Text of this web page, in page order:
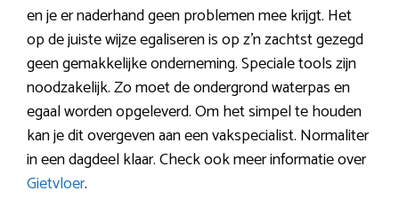
en je er naderhand geen problemen mee krijgt. Het
op de juiste wijze egaliseren is op z’n zachtst gezegd
geen gemakkelijke onderneming. Speciale tools zijn
noodzakelijk. Zo moet de ondergrond waterpas en
egaal worden opgeleverd. Om het simpel te houden
kan je dit overgeven aan een vakspecialist. Normaliter
in een dagdeel klaar. Check ook meer informatie over
Gietvloer.